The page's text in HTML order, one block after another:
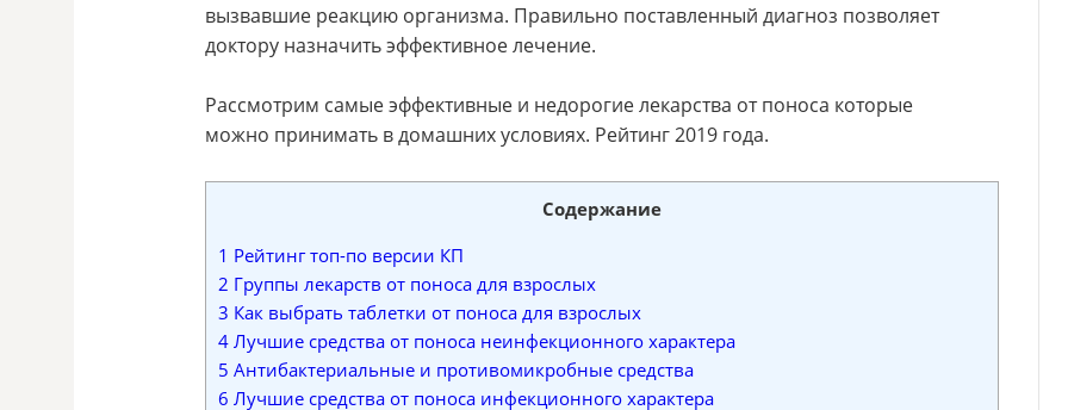
вызвавшие реакцию организма. Правильно поставленный диагноз позволяет
доктору назначить эффективное лечение.
Рассмотрим самые эффективные и недорогие лекарства от поноса которые
можно принимать в домашних условиях. Рейтинг 2019 года.
Содержание
1 Рейтинг топ-по версии КП
2 Группы лекарств от поноса для взрослых
3 Как выбрать таблетки от поноса для взрослых
4 Лучшие средства от поноса неинфекционного характера
5 Антибактериальные и противомикробные средства
6 Лучшие средства от поноса инфекционного характера